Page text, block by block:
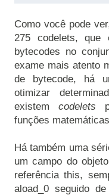
Como você pode
275 codelets,
bytecodes no
exame mais atento
de bytecode, há
otimizar
existem codelets
funções
Há também uma
um campo do
referência this,
aload_0 seguido